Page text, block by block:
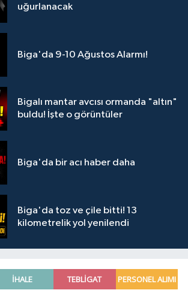
uğurlanacak
Biga'da 9-10 Ağustos Alarmı!
Bigalı mantar avcısı ormanda "altın"
buldu! İşte o görüntüler
Biga'da bir acı haber daha
Biga'da toz ve çile bitti! 13
kilometrelik yol yenilendi